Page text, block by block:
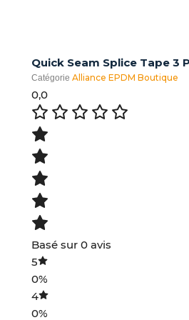
Quick Seam Splice Tape 3
Catégorie Alliance EPDM Boutique
0,0
Basé sur 0 avis
5
0%
4
0%